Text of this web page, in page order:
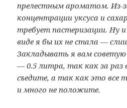
прелестным ароматом. Из-
концентрации уксуса и
требует пастеризации. Ну
виде я бы их не стала —
Закладывать я вам советую
— 0.5 литра, так как за раз
съедите, а так как это все
и много не положите.